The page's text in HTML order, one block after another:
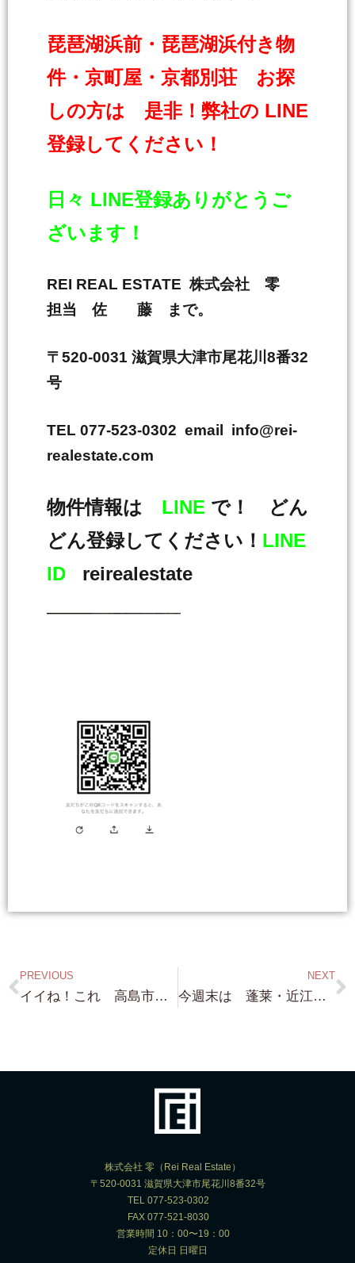
琵琶湖浜前・琵琶湖浜付き物
件・京町屋・京都別荘 お探
しの方は 是非！弊社の LINE
登録してください！
日々 LINE登録ありがとうご
ざいます！
REI REAL ESTATE 株式会社 零
担当 佐 藤 まで。
〒520-0031 滋賀県大津市尾花川8番32
号
TEL 077-523-0302 email info@rei-
realestate.com
物件情報は LINE で！ どん
どん登録してください！ LINE
ID reirealestate
PREVIOUS
イイね！これ 高島市・琵琶湖浜付き（厳密にいうと 浜前 笑）物件 約700坪 こりゃ いい眺めだし 琵琶湖独り占めって感じの立地です！
NEXT
今週末は 蓬莱・近江舞子・琵琶湖浜付き物件 案内予約 頂いております！・・暖かくなってきて 皆さん ”活発”になってきましたね！
株式会社 零（Rei Real Estate）
〒520-0031 滋賀県大津市尾花川8番32号
TEL 077-523-0302
FAX 077-521-8030
営業時間 10：00〜19：00
定休日 日曜日